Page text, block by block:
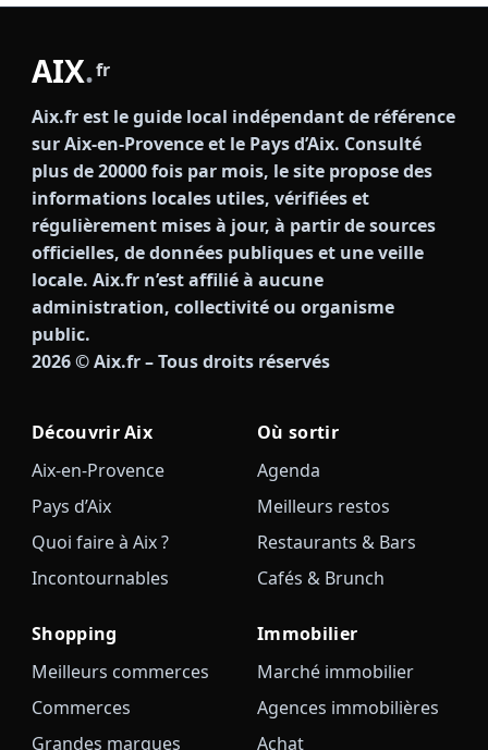
AIX.fr
Aix.fr est le guide local indépendant de référence
sur Aix-en-Provence et le Pays d’Aix. Consulté
plus de 20000 fois par mois, le site propose des
informations locales utiles, vérifiées et
régulièrement mises à jour, à partir de sources
officielles, de données publiques et une veille
locale. Aix.fr n’est affilié à aucune
administration, collectivité ou organisme
public.
2026© Aix.fr – Tous droits réservés
Découvrir Aix
Aix-en-Provence
Pays d’Aix
Quoi faire à Aix ?
Incontournables
Où sortir
Agenda
Meilleurs restos
Restaurants & Bars
Cafés & Brunch
Shopping
Meilleurs commerces
Commerces
Grandes marques
Immobilier
Marché immobilier
Agences immobilières
Achat